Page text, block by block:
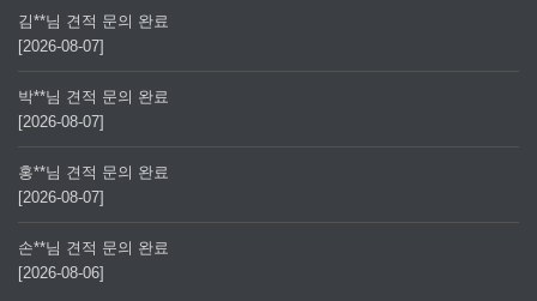
김**님 견적 문의 완료
[2026-08-07]
박**님 견적 문의 완료
[2026-08-07]
홍**님 견적 문의 완료
[2026-08-07]
손**님 견적 문의 완료
[2026-08-06]